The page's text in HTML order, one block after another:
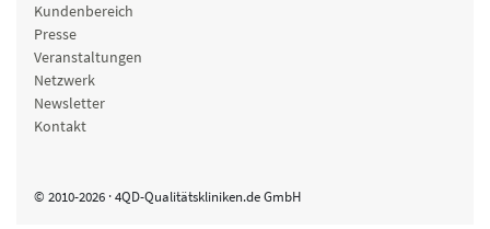
Kundenbereich
Presse
Veranstaltungen
Netzwerk
Newsletter
Kontakt
© 2010-2026 · 4QD-Qualitätskliniken.de GmbH